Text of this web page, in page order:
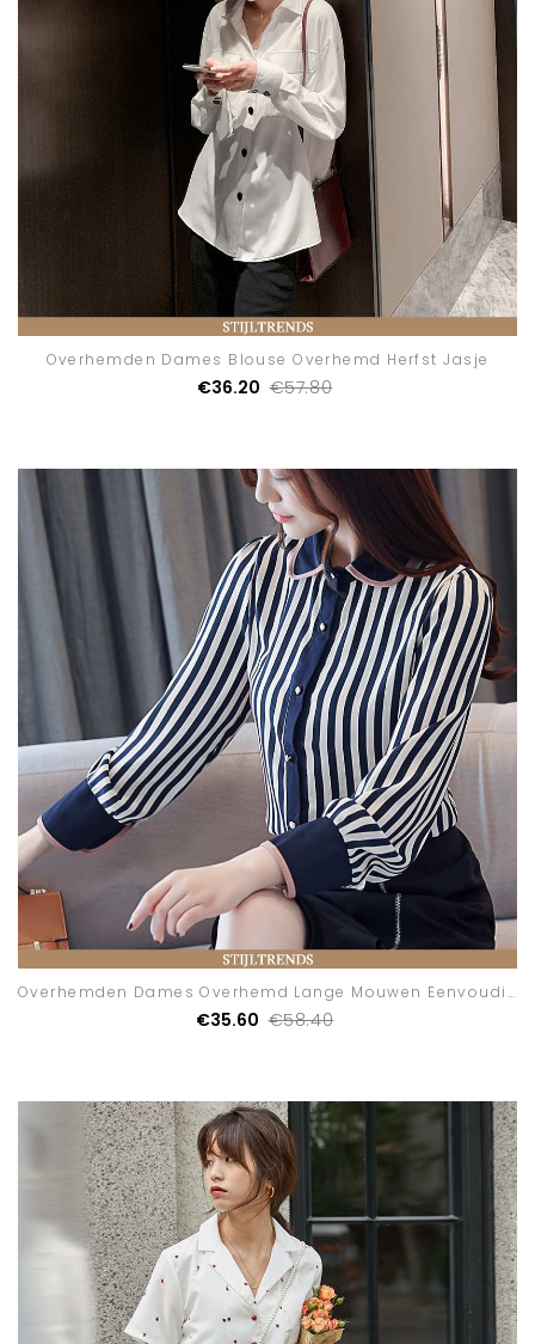
Overhemden Dames Blouse Overhemd Herfst Jasje
€36.20 €57.80
Overhemden Dames Overhemd Lange Mouwen Eenvoudige
€35.60 €58.40